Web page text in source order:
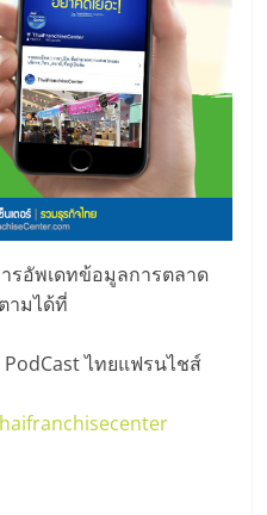
รอัพเดทข้อมูลการตลาด
ามได้ที่
ไทยแฟรนไชส์